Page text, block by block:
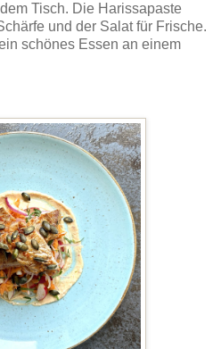
Tisch. Die Harissapaste
und der Salat für Frische.
schönes Essen an einem